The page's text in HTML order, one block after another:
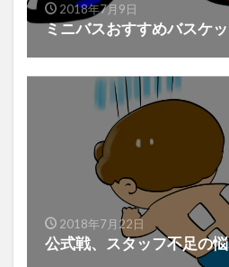
2018年7月9日
ミニバスおすすめバスケ
2018年7月22日
公式戦、スタッフ不足の